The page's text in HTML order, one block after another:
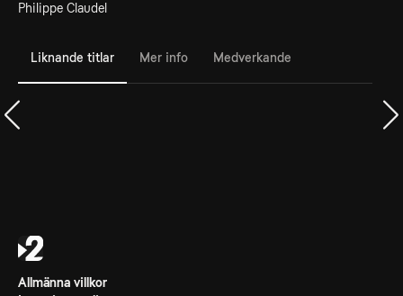
Philippe Claudel
Liknande titlar Mer info Medverkande
Allmänna villkor